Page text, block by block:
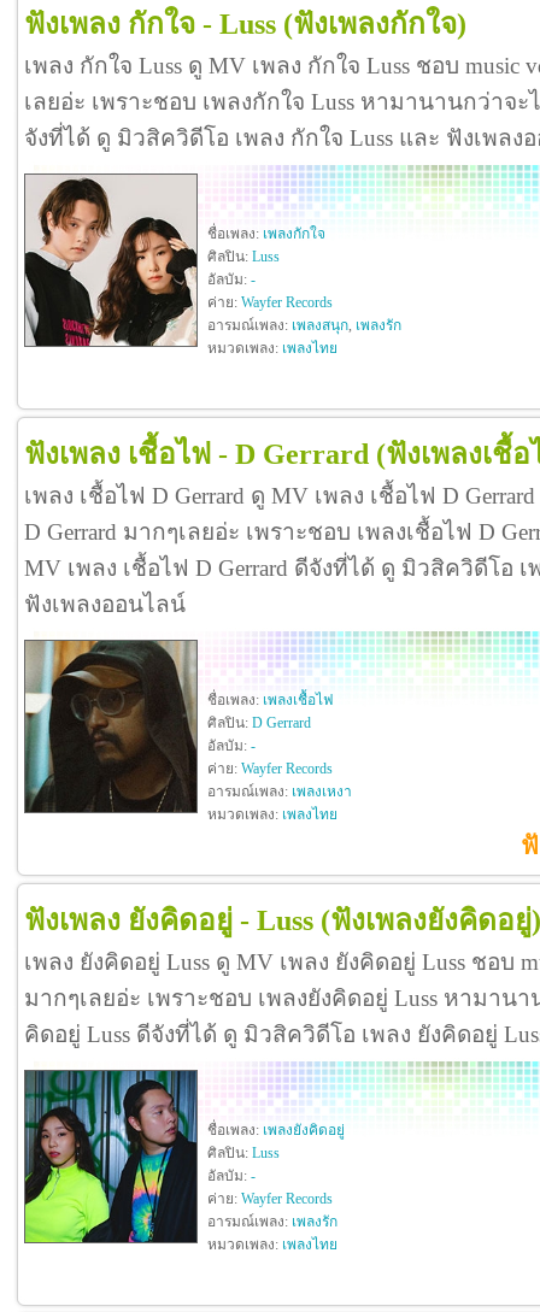
ฟังเพลง กักใจ - Luss (ฟังเพลงกักใจ)
เพลง กักใจ Luss ดู MV เพลง กักใจ Luss ชอบ music
เลยอ่ะ เพราะชอบ เพลงกักใจ Luss หามานานกว่าจะ
จังที่ได้ ดู มิวสิควิดีโอ เพลง กักใจ Luss และ ฟังเพลง
ชื่อเพลง: เพลงกักใจ
ศิลปิน: Luss
อัลบัม: -
ค่าย: Wayfer Records
อารมณ์เพลง: เพลงสนุก, เพลงรัก
หมวดเพลง: เพลงไทย
ฟังเพลง เชื้อไฟ - D Gerrard (ฟังเพลงเชื้อ
เพลง เชื้อไฟ D Gerrard ดู MV เพลง เชื้อไฟ D
D Gerrard มากๆเลยอ่ะ เพราะชอบ เพลงเชื้อไฟ D
MV เพลง เชื้อไฟ D Gerrard ดีจังที่ได้ ดู มิวสิควิดีโอ เ
ฟังเพลงออนไลน์
ชื่อเพลง: เพลงเชื้อไฟ
ศิลปิน: D Gerrard
อัลบัม: -
ค่าย: Wayfer Records
อารมณ์เพลง: เพลงเหงา
หมวดเพลง: เพลงไทย
ฟังเพลง ยังคิดอยู่ - Luss (ฟังเพลงยังคิดอยู่)
เพลง ยังคิดอยู่ Luss ดู MV เพลง ยังคิดอยู่ Luss ชอบ
มากๆเลยอ่ะ เพราะชอบ เพลงยังคิดอยู่ Luss หามาน
คิดอยู่ Luss ดีจังที่ได้ ดู มิวสิควิดีโอ เพลง ยังคิดอยู่
ชื่อเพลง: เพลงยังคิดอยู่
ศิลปิน: Luss
อัลบัม: -
ค่าย: Wayfer Records
อารมณ์เพลง: เพลงรัก
หมวดเพลง: เพลงไทย